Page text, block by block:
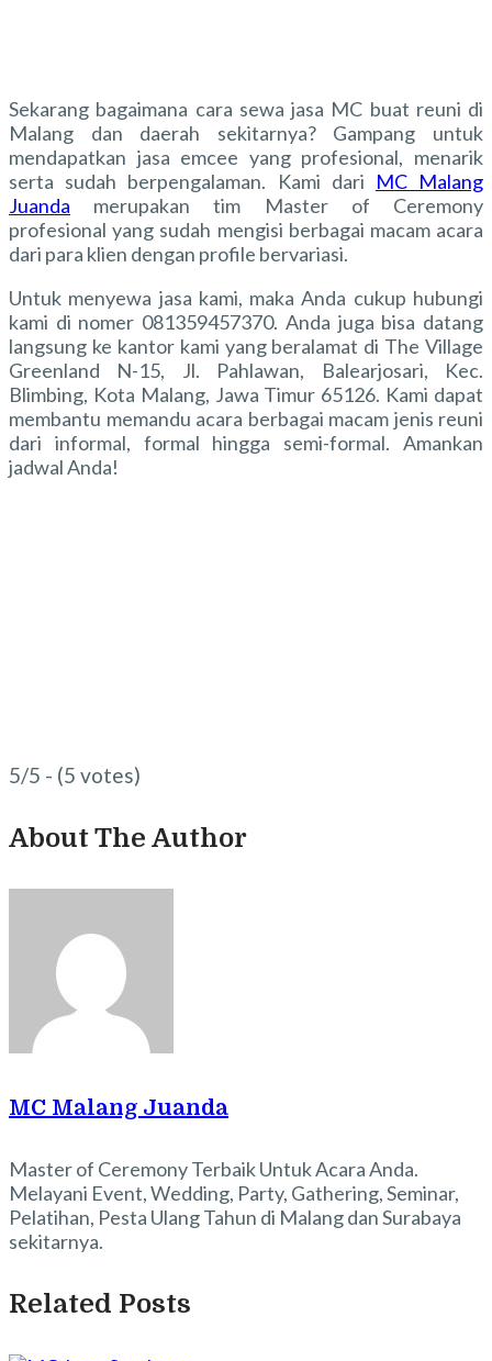
Sekarang bagaimana cara sewa jasa MC buat reuni di
Malang dan daerah sekitarnya? Gampang untuk
mendapatkan jasa emcee yang profesional, menarik
serta sudah berpengalaman. Kami dari MC Malang
Juanda merupakan tim Master of Ceremony
profesional yang sudah mengisi berbagai macam acara
dari para klien dengan profile bervariasi.
Untuk menyewa jasa kami, maka Anda cukup hubungi
kami di nomer 081359457370. Anda juga bisa datang
langsung ke kantor kami yang beralamat di The Village
Greenland N-15, Jl. Pahlawan, Balearjosari, Kec.
Blimbing, Kota Malang, Jawa Timur 65126. Kami dapat
membantu memandu acara berbagai macam jenis reuni
dari informal, formal hingga semi-formal. Amankan
jadwal Anda!
5/5 - (5 votes)
About The Author
MC Malang Juanda
Master of Ceremony Terbaik Untuk Acara Anda.
Melayani Event, Wedding, Party, Gathering, Seminar,
Pelatihan, Pesta Ulang Tahun di Malang dan Surabaya
sekitarnya.
Related Posts